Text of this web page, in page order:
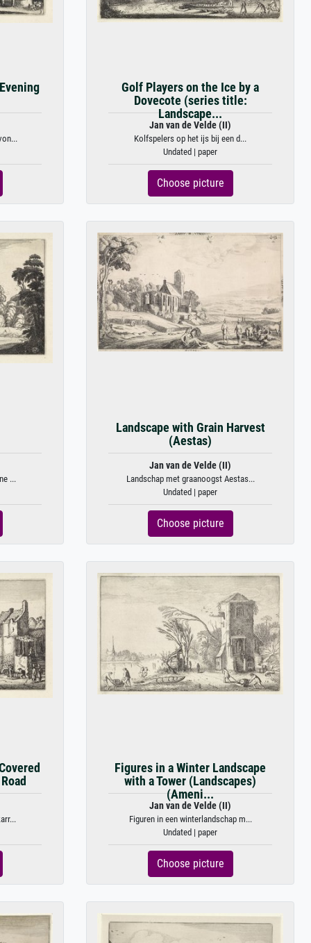
Golf Players on the Ice by a
Dovecote (series title:
Landscape...
Jan van de Velde (II)
Kolfspelers op het ijs bij een d...
Undated | paper
Choose picture
...
Landscape with Grain Harvest
(Aestas)
Jan van de Velde (II)
Landschap met graanoogst Aestas...
Undated | paper
Choose picture
Figures in a Winter Landscape
with a Tower (Landscapes)
(Ameni...
Jan van de Velde (II)
Figuren in een winterlandschap m...
Undated | paper
Choose picture